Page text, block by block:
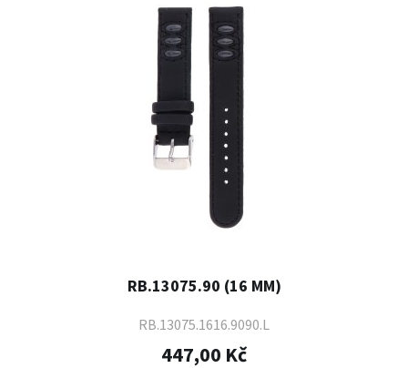
RB.13075.90 (16 MM)
RB.13075.1616.9090.L
447,00 Kč